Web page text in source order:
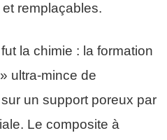
remplaçables.
la chimie : la formation
ultra-mince de
un support poreux par
Le composite à